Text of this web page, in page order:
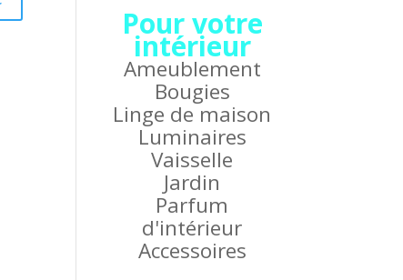
Pour votre
intérieur
Ameublement
Bougies
Linge de maison
Luminaires
Vaisselle
Jardin
Parfum
d'intérieur
Accessoires